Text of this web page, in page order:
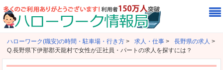
ハローワーク(職安)の時間・駐車場・行き方 > 求人・仕事 > 長野県の求人 >
Q.長野県下伊那郡天龍村で女性が正社員・パートの求人を探すには？